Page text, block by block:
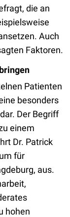
die an
Auch
Faktoren.
Patienten
besonders
Der Begriff
einem
Dr. Patrick
für
aus.
hohen